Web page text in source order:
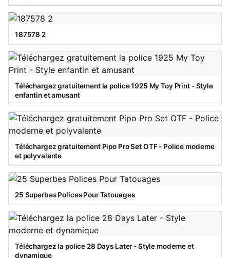
187578 2
Téléchargez gratuitement la police 1925 My Toy Print - Style
enfantin et amusant
Téléchargez gratuitement Pipo Pro Set OTF - Police moderne
et polyvalente
25 Superbes Polices Pour Tatouages
Téléchargez la police 28 Days Later - Style moderne et
dynamique